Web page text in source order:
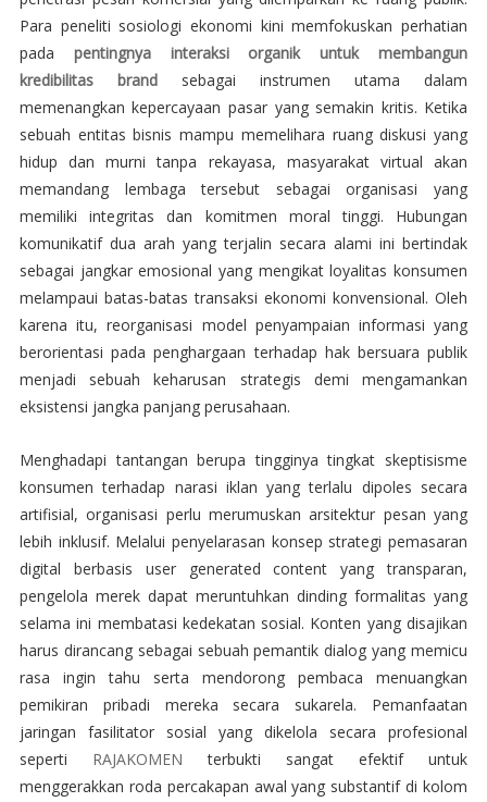
Para peneliti sosiologi ekonomi kini memfokuskan perhatian
pada pentingnya interaksi organik untuk membangun
kredibilitas brandsebagai instrumen utama dalam
memenangkan kepercayaan pasar yang semakin kritis. Ketika
sebuah entitas bisnis mampu memelihara ruang diskusi yang
hidup dan murni tanpa rekayasa, masyarakat virtual akan
memandang lembaga tersebut sebagai organisasi yang
memiliki integritas dan komitmen moral tinggi. Hubungan
komunikatif dua arah yang terjalin secara alami ini bertindak
sebagai jangkar emosional yang mengikat loyalitas konsumen
melampaui batas-batas transaksi ekonomi konvensional. Oleh
karena itu, reorganisasi model penyampaian informasi yang
berorientasi pada penghargaan terhadap hak bersuara publik
menjadi sebuah keharusan strategis demi mengamankan
eksistensi jangka panjang perusahaan.
Menghadapi tantangan berupa tingginya tingkat skeptisisme
konsumen terhadap narasi iklan yang terlalu dipoles secara
artifisial, organisasi perlu merumuskan arsitektur pesan yang
lebih inklusif. Melalui penyelarasan konsep strategi pemasaran
digital berbasis user generated content yang transparan,
pengelola merek dapat meruntuhkan dinding formalitas yang
selama ini membatasi kedekatan sosial. Konten yang disajikan
harus dirancang sebagai sebuah pemantik dialog yang memicu
rasa ingin tahu serta mendorong pembaca menuangkan
pemikiran pribadi mereka secara sukarela. Pemanfaatan
jaringan fasilitator sosial yang dikelola secara profesional
seperti RAJAKOMENterbukti sangat efektif untuk
menggerakkan roda percakapan awal yang substantif di kolom